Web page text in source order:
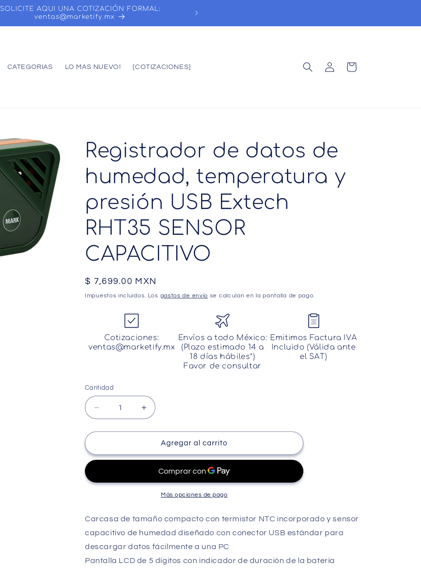
SOLICITE AQUI UNA COTIZACIÓN FORMAL:
ventas@marketify.mx
CATEGORIAS LO MAS NUEVO! [COTIZACIONES]
sesión
Carrito
Registrador de datos de
humedad, temperatura y
presión USB Extech
RHT35 SENSOR
CAPACITIVO
Precio
habitual
$ 7,699.00 MXN
Impuestos incluidos. Los gastos de envío se calculan en la pantalla de pago.
Cotizaciones:
ventas@marketify.mx
Envíos a todo México:
(Plazo estimado 14 a
18 días hábiles*)
Favor de consultar
Emitimos Factura IVA
Incluido (Válida ante
el SAT)
Cantidad
Cantidad
Reducir
cantidad
para
de
humedad,
presión
Extech
RHT35
SENSOR
Aumentar
cantidad
para
Registrador
de
humedad,
temperatura
presión
Extech
RHT35
SENSOR
Agregar al carrito
Más opciones de pago
Carcasa de tamaño compacto con termistor NTC incorporado y sensor
capacitivo de humedad diseñado con conector USB estándar para
descargar datos fácilmente a una PC
Pantalla LCD de 5 dígitos con indicador de duración de la batería